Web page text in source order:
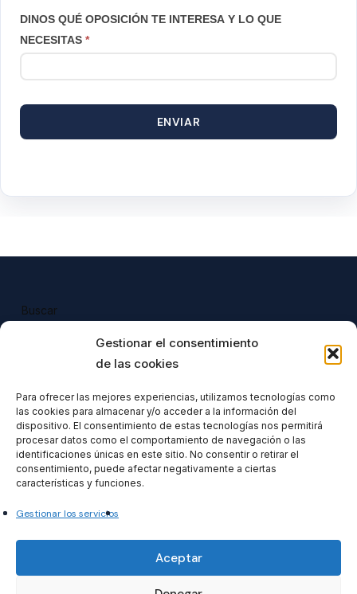
Gestionar el consentimiento
de las cookies
Para ofrecer las mejores experiencias, utilizamos tecnologías como
las cookies para almacenar y/o acceder a la información del
dispositivo. El consentimiento de estas tecnologías nos permitirá
procesar datos como el comportamiento de navegación o las
identificaciones únicas en este sitio. No consentir o retirar el
consentimiento, puede afectar negativamente a ciertas
características y funciones.
Gestionar los servicios
Aceptar
DINOS QUÉ OPOSICIÓN TE INTERESA Y LO QUE
NECESITAS *
ENVIAR
Buscar
Todos nuestros productos tienen
incluido el IVA en su precio.